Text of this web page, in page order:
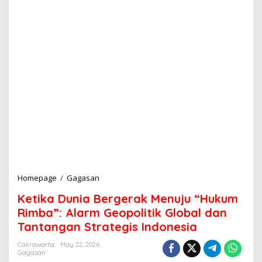
Homepage / Gagasan
t
a
Ketika Dunia Bergerak Menuju “Hukum
Rimba”: Alarm Geopolitik Global dan
Tantangan Strategis Indonesia
Cakrawarta
May 22, 2026
Gagasan